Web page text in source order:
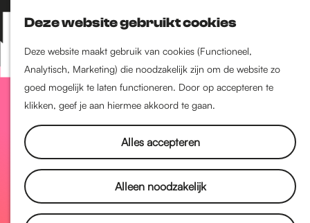
Deze website gebruikt cookies
Deze website maakt gebruik van cookies (Functioneel,
Analytisch, Marketing) die noodzakelijk zijn om de website zo
goed mogelijk te laten functioneren. Door op accepteren te
klikken, geef je aan hiermee akkoord te gaan.
Alles accepteren
Alleen noodzakelijk
Z
o
e
k
e
K
a
a
r
t
M
e
n
Nijmegen-Nieuw-West
Nijmegen-Oud-West
Dukenburg
Lindenholt
Historie
De oudste stad van
Nederland
Historische tijdlijn
Romeinse Limes
Vrede van Nijmegen Penning